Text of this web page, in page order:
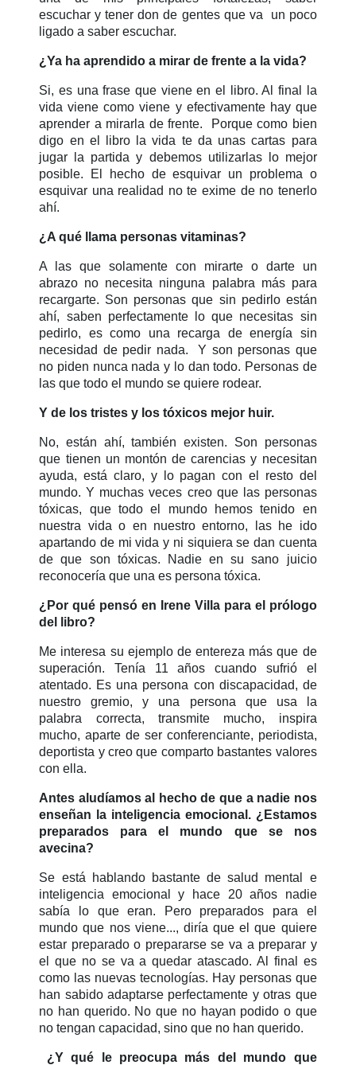
escuchar y tener don de gentes que va un poco
ligado a saber escuchar.
¿Ya ha aprendido a mirar de frente a la vida?
Si, es una frase que viene en el libro. Al final la
vida viene como viene y efectivamente hay que
aprender a mirarla de frente. Porquecomo bien
digo en el libro la vida te da unas cartas para
jugar la partida y debemos utilizarlas lo mejor
posible. El hecho de esquivar un problema o
esquivar una realidad no te exime de no tenerlo
ahí.
¿A qué llama personas vitaminas?
A las que solamente con mirarte o darte un
abrazo no necesita ninguna palabra más para
recargarte. Son personas que sin pedirlo están
ahí, saben perfectamente lo que necesitas sin
pedirlo, es como una recarga de energía sin
necesidad de pedir nada. Y son personas que
no piden nunca nada y lo dan todo. Personas de
las que todo el mundo se quiere rodear.
Y de los tristes y los tóxicos mejor huir.
No, están ahí, también existen. Son personas
que tienen un montón de carencias y necesitan
ayuda, está claro, y lo pagan con el resto del
mundo. Y muchas veces creo que las personas
tóxicas, que todo el mundo hemos tenido en
nuestra vida o en nuestro entorno, las he ido
apartando de mi vida y ni siquiera se dan cuenta
de que son tóxicas. Nadie en su sano juicio
reconocería que una es persona tóxica.
¿Por qué pensó en Irene Villa para el prólogo
del libro?
Me interesa su ejemplo de entereza más que de
superación. Tenía 11 años cuando sufrió el
atentado. Es una persona con discapacidad, de
nuestro gremio, y una persona que usa la
palabra correcta, transmite mucho, inspira
mucho, aparte de ser conferenciante, periodista,
deportista y creo que comparto bastantes valores
con ella.
Antes aludíamos al hecho de que a nadie nos
enseñan la inteligencia emocional. ¿Estamos
preparados para el mundo que se nos
avecina?
Se está hablando bastante de salud mental e
inteligencia emocional y hace 20 años nadie
sabía lo que eran. Pero preparados para el
mundo que nos viene..., diría que el que quiere
estar preparado o prepararse se va a preparar y
el que no se va a quedar atascado. Al final es
como las nuevas tecnologías. Hay personas que
han sabido adaptarse perfectamente y otras que
no han querido. No que no hayan podido o que
no tengan capacidad, sino que no han querido.
¿Y qué le preocupa más del mundo que